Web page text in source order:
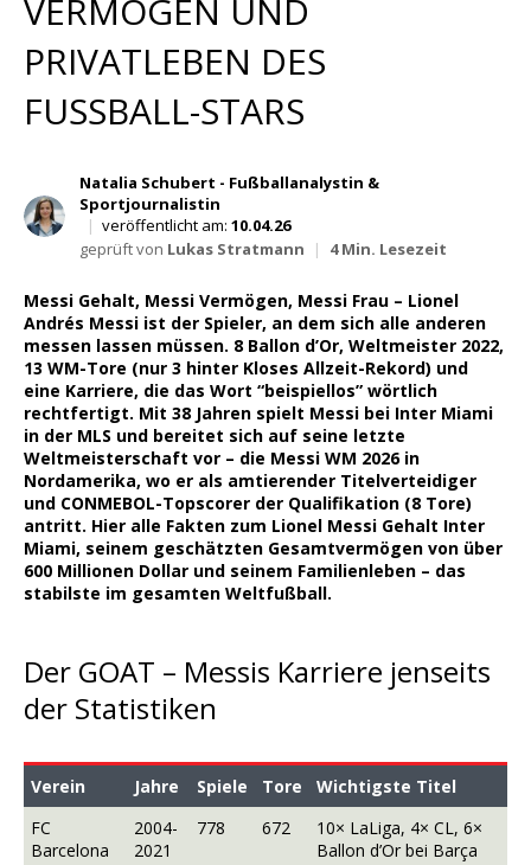
Wett Tipps für Heute
VERMÖGEN UND
PRIVATLEBEN DES
FUSSBALL-STARS
Natalia Schubert - Fußballanalystin &
Sportjournalistin
| veröffentlicht am: 10.04.26
geprüft von Lukas Stratmann | 4 Min. Lesezeit
Messi Gehalt, Messi Vermögen, Messi Frau – Lionel
Andrés Messi ist der Spieler, an dem sich alle anderen
messen lassen müssen. 8 Ballon d’Or, Weltmeister 2022,
13 WM-Tore (nur 3 hinter Kloses Allzeit-Rekord) und
eine Karriere, die das Wort “beispiellos” wörtlich
rechtfertigt. Mit 38 Jahren spielt Messi bei Inter Miami
in der MLS und bereitet sich auf seine letzte
Weltmeisterschaft vor – die Messi WM 2026 in
Nordamerika, wo er als amtierender Titelverteidiger
und CONMEBOL-Topscorer der Qualifikation (8 Tore)
antritt. Hier alle Fakten zum Lionel Messi Gehalt Inter
Miami, seinem geschätzten Gesamtvermögen von über
600 Millionen Dollar und seinem Familienleben – das
stabilste im gesamten Weltfußball.
Der GOAT – Messis Karriere jenseits
der Statistiken
Verein Jahre Spiele Tore
Wichtigste Titel
FC
Barcelona
2004-
2021
778 672
10× LaLiga, 4× CL, 6×
Ballon d’Or bei Barça